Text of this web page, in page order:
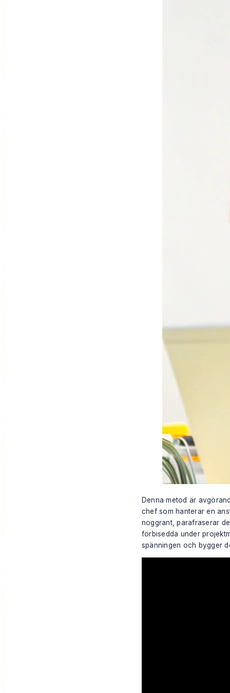
Denna metod är
chef som hanterar en
noggrant, parafraserar
förbisedda under
spänningen och bygger